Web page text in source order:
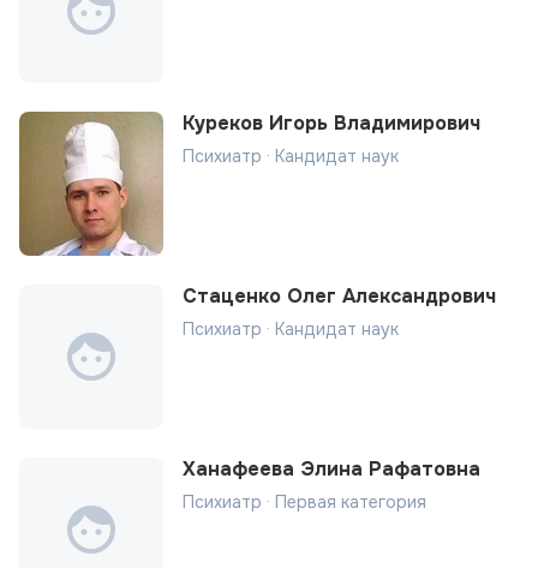
Куреков Игорь Владимирович
Психиатр · Кандидат наук
Стаценко Олег Александрович
Психиатр · Кандидат наук
Ханафеева Элина Рафатовна
Психиатр · Первая категория